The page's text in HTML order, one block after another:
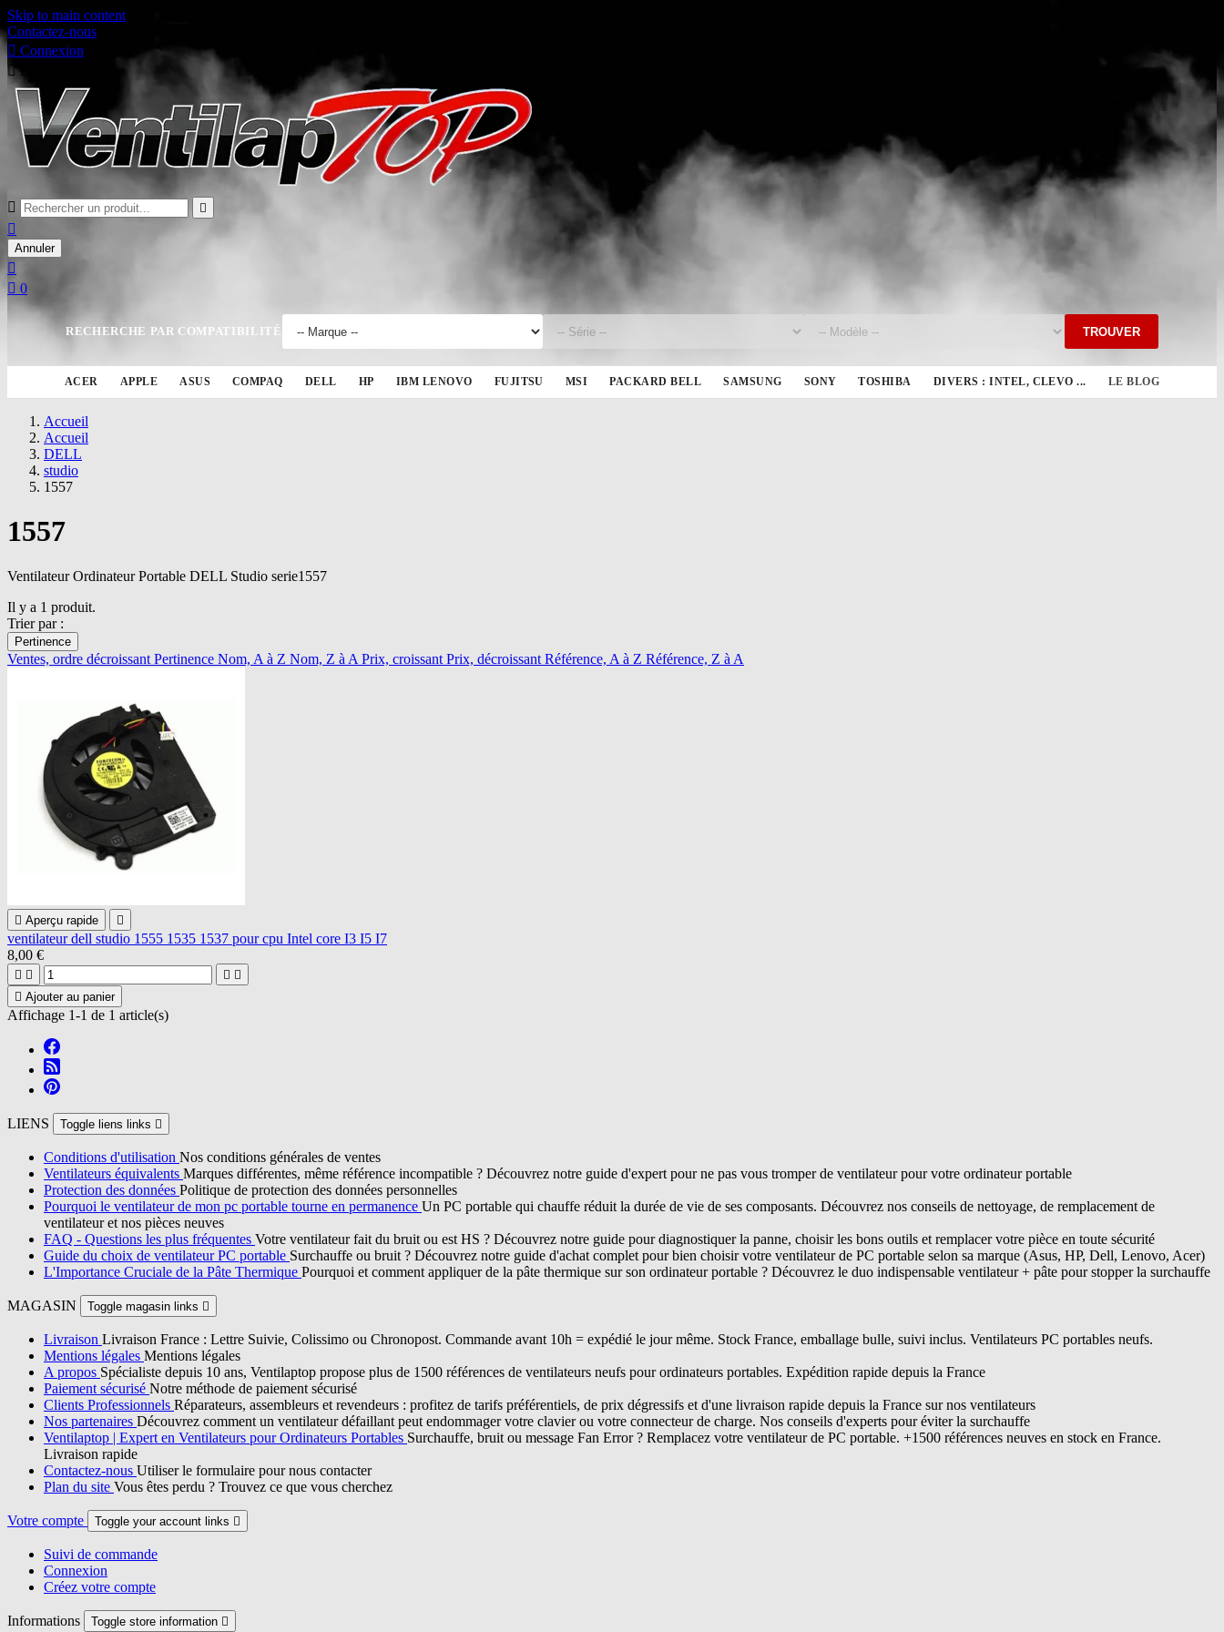
Skip to main content
Contactez-nous
 Connexion
 Panier
 

Annuler

 0
RECHERCHE PAR COMPATIBILITÉ TROUVER
ACER APPLE ASUS COMPAQ DELL HP IBM LENOVO FUJITSU MSI PACKARD BELL SAMSUNG SONY TOSHIBA DIVERS : INTEL, CLEVO ... LE BLOG
Accueil
Accueil
DELL
studio
1557
1557
Ventilateur Ordinateur Portable DELL Studio serie1557
Il y a 1 produit.
Trier par :
Pertinence
Ventes, ordre décroissant Pertinence Nom, A à Z Nom, Z à A Prix, croissant Prix, décroissant Référence, A à Z Référence, Z à A
 Aperçu rapide 
ventilateur dell studio 1555 1535 1537 pour cpu Intel core I3 I5 I7
8,00 €
   
 Ajouter au panier
Affichage 1-1 de 1 article(s)
LIENS Toggle liens links 
Conditions d'utilisation Nos conditions générales de ventes
Ventilateurs équivalents Marques différentes, même référence incompatible ? Découvrez notre guide d'expert pour ne pas vous tromper de ventilateur pour votre ordinateur portable
Protection des données Politique de protection des données personnelles
Pourquoi le ventilateur de mon pc portable tourne en permanence Un PC portable qui chauffe réduit la durée de vie de ses composants. Découvrez nos conseils de nettoyage, de remplacement de
ventilateur et nos pièces neuves
FAQ - Questions les plus fréquentes Votre ventilateur fait du bruit ou est HS ? Découvrez notre guide pour diagnostiquer la panne, choisir les bons outils et remplacer votre pièce en toute sécurité
Guide du choix de ventilateur PC portable Surchauffe ou bruit ? Découvrez notre guide d'achat complet pour bien choisir votre ventilateur de PC portable selon sa marque (Asus, HP, Dell, Lenovo, Acer)
L'Importance Cruciale de la Pâte Thermique Pourquoi et comment appliquer de la pâte thermique sur son ordinateur portable ? Découvrez le duo indispensable ventilateur + pâte pour stopper la surchauffe
MAGASIN Toggle magasin links 
Livraison Livraison France : Lettre Suivie, Colissimo ou Chronopost. Commande avant 10h = expédié le jour même. Stock France, emballage bulle, suivi inclus. Ventilateurs PC portables neufs.
Mentions légales Mentions légales
A propos Spécialiste depuis 10 ans, Ventilaptop propose plus de 1500 références de ventilateurs neufs pour ordinateurs portables. Expédition rapide depuis la France
Paiement sécurisé Notre méthode de paiement sécurisé
Clients Professionnels Réparateurs, assembleurs et revendeurs : profitez de tarifs préférentiels, de prix dégressifs et d'une livraison rapide depuis la France sur nos ventilateurs
Nos partenaires Découvrez comment un ventilateur défaillant peut endommager votre clavier ou votre connecteur de charge. Nos conseils d'experts pour éviter la surchauffe
Ventilaptop | Expert en Ventilateurs pour Ordinateurs Portables Surchauffe, bruit ou message Fan Error ? Remplacez votre ventilateur de PC portable. +1500 références neuves en stock en France.
Livraison rapide
Contactez-nous Utiliser le formulaire pour nous contacter
Plan du site Vous êtes perdu ? Trouvez ce que vous cherchez
Votre compte Toggle your account links 
Suivi de commande
Connexion
Créez votre compte
Informations Toggle store information 